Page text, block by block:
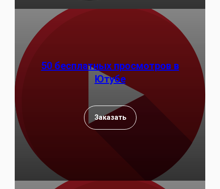
50 бесплатных просмотров в
Ютубе
Заказать